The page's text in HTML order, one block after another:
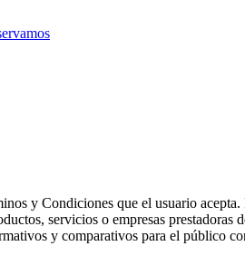
y Condiciones que el usuario
servicios o empresas prestadoras
y comparativos para el público